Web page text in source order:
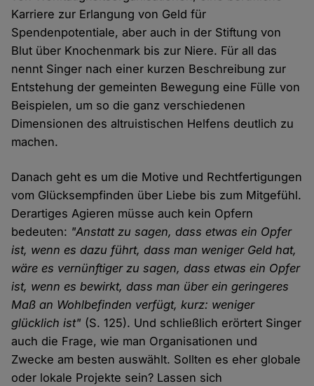
Karriere zur Erlangung von Geld für
Spendenpotentiale, aber auch in der Stiftung von
Blut über Knochenmark bis zur Niere. Für all das
nennt Singer nach einer kurzen Beschreibung zur
Entstehung der gemeinten Bewegung eine Fülle von
Beispielen, um so die ganz verschiedenen
Dimensionen des altruistischen Helfens deutlich zu
machen.
Danach geht es um die Motive und Rechtfertigungen
vom Glücksempfinden über Liebe bis zum Mitgefühl.
Derartiges Agieren müsse auch kein Opfern
bedeuten: "Anstatt zu sagen, dass etwas ein Opfer
ist, wenn es dazu führt, dass man weniger Geld hat,
wäre es vernünftiger zu sagen, dass etwas ein Opfer
ist, wenn es bewirkt, dass man über ein geringeres
Maß an Wohlbefinden verfügt, kurz: weniger
glücklich ist" (S. 125). Und schließlich erörtert Singer
auch die Frage, wie man Organisationen und
Zwecke am besten auswählt. Sollten es eher globale
oder lokale Projekte sein? Lassen sich